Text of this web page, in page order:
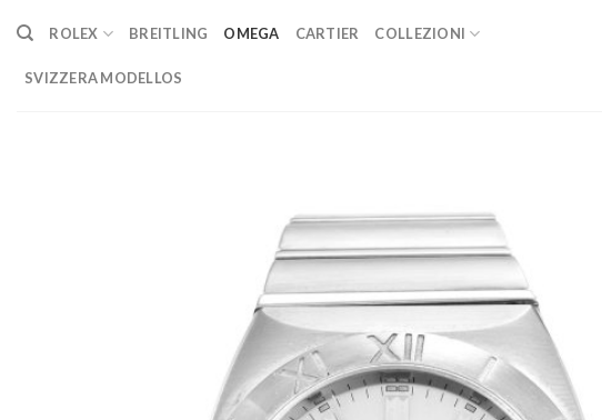
content
ROLEX BREITLING OMEGA CARTIER COLLEZIONI
SVIZZERA MODELLOS